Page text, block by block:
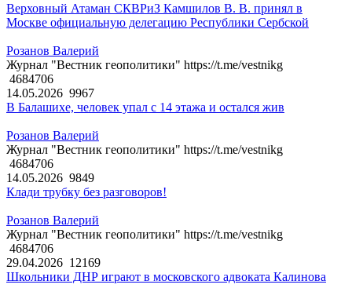
Верховный Атаман СКВРиЗ Камшилов В. В. принял в
Москве официальную делегацию Республики Сербской
Розанов Валерий
Журнал "Вестник геополитики" https://t.me/vestnikg
4684706
14.05.2026 9967
В Балашихе, человек упал с 14 этажа и остался жив
Розанов Валерий
Журнал "Вестник геополитики" https://t.me/vestnikg
4684706
14.05.2026 9849
Клади трубку без разговоров!
Розанов Валерий
Журнал "Вестник геополитики" https://t.me/vestnikg
4684706
29.04.2026 12169
Школьники ДНР играют в московского адвоката Калинова